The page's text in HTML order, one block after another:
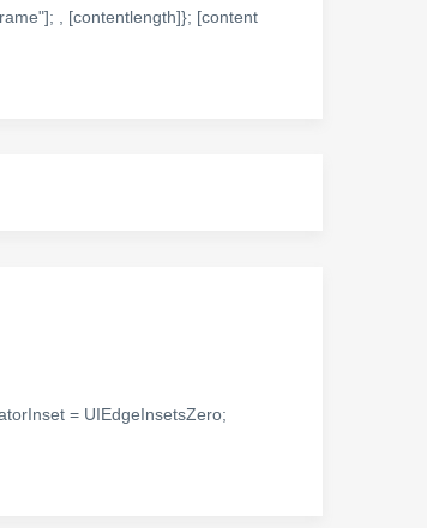
, [contentlength]}; [content
= UIEdgeInsetsZero;